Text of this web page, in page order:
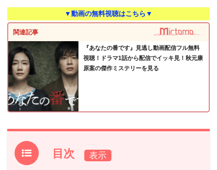
▼動画の無料視聴はこちら▼
関連記事
『あなたの番です』見逃し動画配信フル無料
視聴！ドラマ1話から配信でイッキ見！秋元康
原案の傑作ミステリーを見る
目次